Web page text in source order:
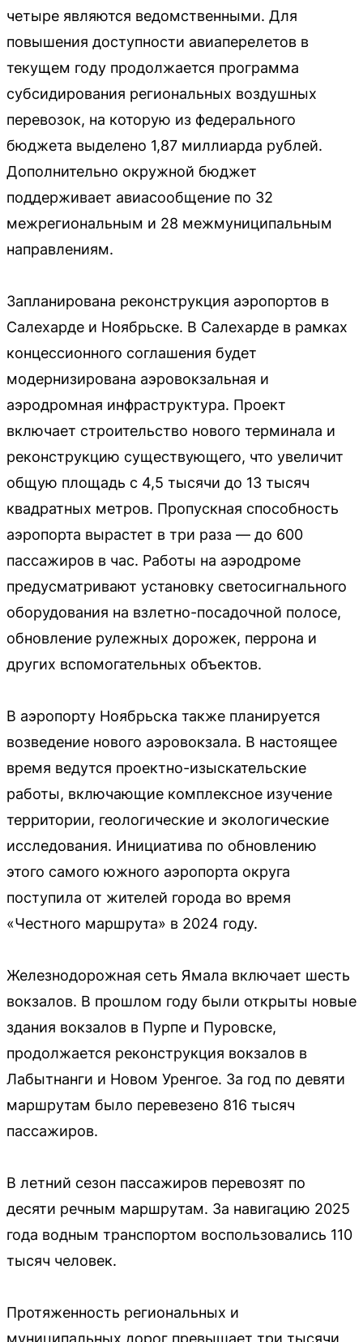
четыре являются ведомственными. Для
повышения доступности авиаперелетов в
текущем году продолжается программа
субсидирования региональных воздушных
перевозок, на которую из федерального
бюджета выделено 1,87 миллиарда рублей.
Дополнительно окружной бюджет
поддерживает авиасообщение по 32
межрегиональным и 28 межмуниципальным
направлениям.
Запланирована реконструкция аэропортов в
Салехарде и Ноябрьске. В Салехарде в рамках
концессионного соглашения будет
модернизирована аэровокзальная и
аэродромная инфраструктура. Проект
включает строительство нового терминала и
реконструкцию существующего, что увеличит
общую площадь с 4,5 тысячи до 13 тысяч
квадратных метров. Пропускная способность
аэропорта вырастет в три раза — до 600
пассажиров в час. Работы на аэродроме
предусматривают установку светосигнального
оборудования на взлетно-посадочной полосе,
обновление рулежных дорожек, перрона и
других вспомогательных объектов.
В аэропорту Ноябрьска также планируется
возведение нового аэровокзала. В настоящее
время ведутся проектно-изыскательские
работы, включающие комплексное изучение
территории, геологические и экологические
исследования. Инициатива по обновлению
этого самого южного аэропорта округа
поступила от жителей города во время
«Честного маршрута» в 2024 году.
Железнодорожная сеть Ямала включает шесть
вокзалов. В прошлом году были открыты новые
здания вокзалов в Пурпе и Пуровске,
продолжается реконструкция вокзалов в
Лабытнанги и Новом Уренгое. За год по девяти
маршрутам было перевезено 816 тысяч
пассажиров.
В летний сезон пассажиров перевозят по
десяти речным маршрутам. За навигацию 2025
года водным транспортом воспользовались 110
тысяч человек.
Протяженность региональных и
муниципальных дорог превышает три тысячи